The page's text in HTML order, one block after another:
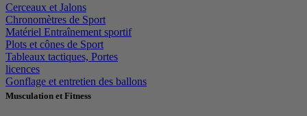
Cerceaux et Jalons
Chronomètres de Sport
Matériel Entraînement sportif
Plots et cônes de Sport
Tableaux tactiques, Portes
licences
Gonflage et entretien des ballons
Musculation et Fitness